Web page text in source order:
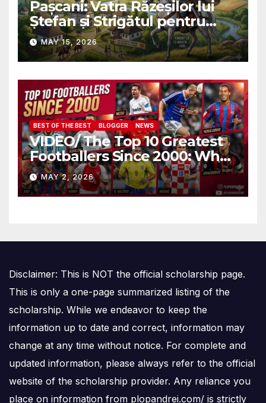
Pașcani: Vatra Răzeșilor lui
Ștefan și Strigătul pentru
Demnitate în Fața
Amalgamării
MAY 15, 2026
BEST OF THE BEST BLOGGER NEWS
VIDEO/ The Top 10 Greatest
Footballers Since 2000: Who
Is Number One
MAY 2, 2026
Disclaimer: This is NOT the official scholarship page.
This is only a one-page summarized listing of the
scholarship. While we endeavor to keep the
information up to date and correct, information may
change at any time without notice. For complete and
updated information, please always refer to the official
website of the scholarship provider. Any reliance you
place on information from plopandrei.com/ is strictly